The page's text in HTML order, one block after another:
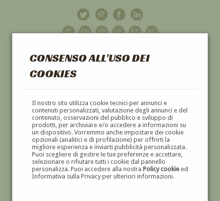
CONSENSO ALL'USO DEI
COOKIES
Il nostro sito utilizza cookie tecnici per annunci e
contenuti personalizzati, valutazione degli annunci e del
contenuto, osservazioni del pubblico e sviluppo di
prodotti, per archiviare e/o accedere a informazioni su
un dispositivo. Vorremmo anche impostare dei cookie
opzionali (analitici e di profilazione) per offrirti la
migliore esperienza e inviarti pubblicità personalizzata.
Puoi scegliere di gestire le tue preferenze e accettare,
selezionare o rifiutare tutti i cookie dal pannello
personalizza. Puoi accedere alla nostra Policy cookieed
Informativa sulla Privacy per ulteriori informazioni.
GALLERIAD'ARTE
DIPINTI E SCULTURE '800 E '900